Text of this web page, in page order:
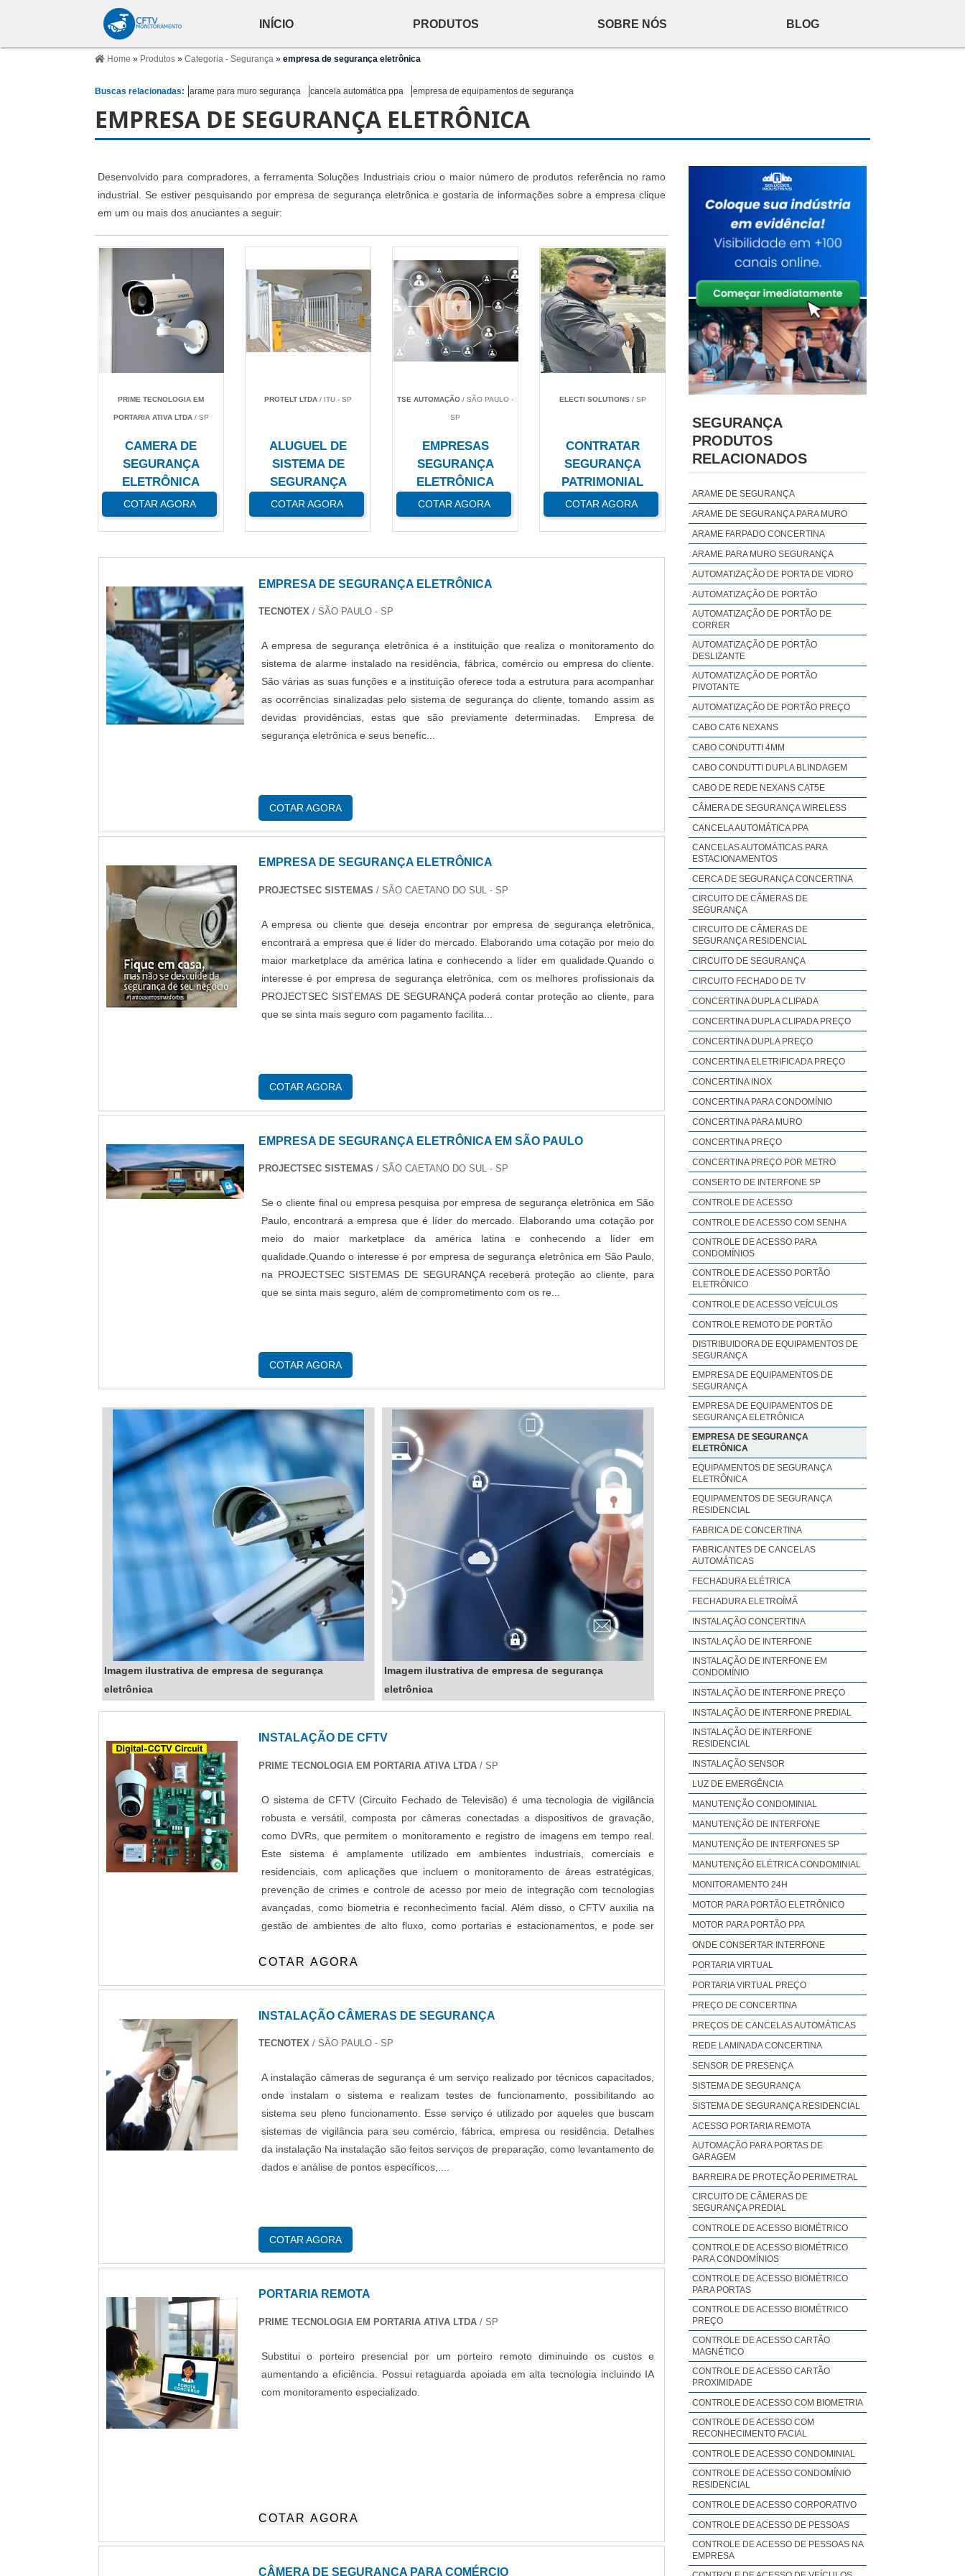
INÍCIO PRODUTOS SOBRE NÓS BLOG
Home » Produtos » Categoria - Segurança » empresa de segurança eletrônica
Buscas relacionadas: arame para muro segurança cancela automática ppa empresa de equipamentos de segurança
EMPRESA DE SEGURANÇA ELETRÔNICA
Desenvolvido para compradores, a ferramenta Soluções Industriais criou o maior número de produtos referência no ramo
industrial. Se estiver pesquisando por empresa de segurança eletrônica e gostaria de informações sobre a empresa clique
em um ou mais dos anuciantes a seguir:
PRIME TECNOLOGIA EM
PORTARIA ATIVA LTDA/ SP
CAMERA DE
SEGURANÇA
ELETRÔNICA
COTAR AGORA
PROTELT LTDA / ITU - SP
ALUGUEL DE
SISTEMA DE
SEGURANÇA
COTAR AGORA
TSE AUTOMAÇÃO / SÃO PAULO -
SP
EMPRESAS
SEGURANÇA
ELETRÔNICA
COTAR AGORA
ELECTI SOLUTIONS/ SP
CONTRATAR
SEGURANÇA
PATRIMONIAL
COTAR AGORA
EMPRESA DE SEGURANÇA ELETRÔNICA
TECNOTEX / SÃO PAULO - SP
A empresa de segurança eletrônica é a instituição que realiza o monitoramento do
sistema de alarme instalado na residência, fábrica, comércio ou empresa do cliente.
São várias as suas funções e a instituição oferece toda a estrutura para acompanhar
as ocorrências sinalizadas pelo sistema de segurança do cliente, tomando assim as
devidas providências, estas que são previamente determinadas. Empresa de
segurança eletrônica e seus benefíc...
COTAR AGORA
EMPRESA DE SEGURANÇA ELETRÔNICA
PROJECTSEC SISTEMAS / SÃO CAETANO DO SUL - SP
A empresa ou cliente que deseja encontrar por empresa de segurança eletrônica,
encontrará a empresa que é líder do mercado. Elaborando uma cotação por meio do
maior marketplace da américa latina e conhecendo a líder em qualidade.Quando o
interesse é por empresa de segurança eletrônica, com os melhores profissionais da
PROJECTSEC SISTEMAS DE SEGURANÇA poderá contar proteção ao cliente, para
que se sinta mais seguro com pagamento facilita...
COTAR AGORA
EMPRESA DE SEGURANÇA ELETRÔNICA EM SÃO PAULO
PROJECTSEC SISTEMAS / SÃO CAETANO DO SUL - SP
Se o cliente final ou empresa pesquisa por empresa de segurança eletrônica em São
Paulo, encontrará a empresa que é líder do mercado. Elaborando uma cotação por
meio do maior marketplace da américa latina e conhecendo a líder em
qualidade.Quando o interesse é por empresa de segurança eletrônica em São Paulo,
na PROJECTSEC SISTEMAS DE SEGURANÇA receberá proteção ao cliente, para
que se sinta mais seguro, além de comprometimento com os re...
COTAR AGORA
Imagem ilustrativa de empresa de segurança
eletrônica
Imagem ilustrativa de empresa de segurança
eletrônica
INSTALAÇÃO DE CFTV
PRIME TECNOLOGIA EM PORTARIA ATIVA LTDA/ SP
O sistema de CFTV (Circuito Fechado de Televisão) é uma tecnologia de vigilância
robusta e versátil, composta por câmeras conectadas a dispositivos de gravação,
como DVRs, que permitem o monitoramento e registro de imagens em tempo real.
Este sistema é amplamente utilizado em ambientes industriais, comerciais e
residenciais, com aplicações que incluem o monitoramento de áreas estratégicas,
prevenção de crimes e controle de acesso por meio de integração com tecnologias
avançadas, como biometria e reconhecimento facial. Além disso, o CFTV auxilia na
gestão de ambientes de alto fluxo, como portarias e estacionamentos, e pode ser
imagens capturadas são transmitidas por um circuito fechado, garantindo acesso
COTAR AGORA
INSTALAÇÃO CÂMERAS DE SEGURANÇA
TECNOTEX/ SÃO PAULO - SP
A instalação câmeras de segurança é um serviço realizado por técnicos capacitados,
onde instalam o sistema e realizam testes de funcionamento, possibilitando ao
sistema seu pleno funcionamento. Esse serviço é utilizado por aqueles que buscam
sistemas de vigilância para seu comércio, fábrica, empresa ou residência. Detalhes
da instalação Na instalação são feitos serviços de preparação, como levantamento de
dados e análise de pontos específicos,....
COTAR AGORA
PORTARIA REMOTA
PRIME TECNOLOGIA EM PORTARIA ATIVA LTDA/ SP
Substitui o porteiro presencial por um porteiro remoto diminuindo os custos e
aumentando a eficiência. Possui retaguarda apoiada em alta tecnologia incluindo IA
com monitoramento especializado.
COTAR AGORA
CÂMERA DE SEGURANÇA PARA COMÉRCIO
SEGURANÇA
PRODUTOS
RELACIONADOS
ARAME DE SEGURANÇA
ARAME DE SEGURANÇA PARA MURO
ARAME FARPADO CONCERTINA
ARAME PARA MURO SEGURANÇA
AUTOMATIZAÇÃO DE PORTA DE VIDRO
AUTOMATIZAÇÃO DE PORTÃO
AUTOMATIZAÇÃO DE PORTÃO DE
CORRER
AUTOMATIZAÇÃO DE PORTÃO
DESLIZANTE
AUTOMATIZAÇÃO DE PORTÃO
PIVOTANTE
AUTOMATIZAÇÃO DE PORTÃO PREÇO
CABO CAT6 NEXANS
CABO CONDUTTI 4MM
CABO CONDUTTI DUPLA BLINDAGEM
CABO DE REDE NEXANS CAT5E
CÂMERA DE SEGURANÇA WIRELESS
CANCELA AUTOMÁTICA PPA
CANCELAS AUTOMÁTICAS PARA
ESTACIONAMENTOS
CERCA DE SEGURANÇA CONCERTINA
CIRCUITO DE CÂMERAS DE
SEGURANÇA
CIRCUITO DE CÂMERAS DE
SEGURANÇA RESIDENCIAL
CIRCUITO DE SEGURANÇA
CIRCUITO FECHADO DE TV
CONCERTINA DUPLA CLIPADA
CONCERTINA DUPLA CLIPADA PREÇO
CONCERTINA DUPLA PREÇO
CONCERTINA ELETRIFICADA PREÇO
CONCERTINA INOX
CONCERTINA PARA CONDOMÍNIO
CONCERTINA PARA MURO
CONCERTINA PREÇO
CONCERTINA PREÇO POR METRO
CONSERTO DE INTERFONE SP
CONTROLE DE ACESSO
CONTROLE DE ACESSO COM SENHA
CONTROLE DE ACESSO PARA
CONDOMÍNIOS
CONTROLE DE ACESSO PORTÃO
ELETRÔNICO
CONTROLE DE ACESSO VEÍCULOS
CONTROLE REMOTO DE PORTÃO
DISTRIBUIDORA DE EQUIPAMENTOS DE
SEGURANÇA
EMPRESA DE EQUIPAMENTOS DE
SEGURANÇA
EMPRESA DE EQUIPAMENTOS DE
SEGURANÇA ELETRÔNICA
EMPRESA DE SEGURANÇA
ELETRÔNICA
EQUIPAMENTOS DE SEGURANÇA
ELETRÔNICA
EQUIPAMENTOS DE SEGURANÇA
RESIDENCIAL
FABRICA DE CONCERTINA
FABRICANTES DE CANCELAS
AUTOMÁTICAS
FECHADURA ELÉTRICA
FECHADURA ELETROÍMÃ
INSTALAÇÃO CONCERTINA
INSTALAÇÃO DE INTERFONE
INSTALAÇÃO DE INTERFONE EM
CONDOMÍNIO
INSTALAÇÃO DE INTERFONE PREÇO
INSTALAÇÃO DE INTERFONE PREDIAL
INSTALAÇÃO DE INTERFONE
RESIDENCIAL
INSTALAÇÃO SENSOR
LUZ DE EMERGÊNCIA
MANUTENÇÃO CONDOMINIAL
MANUTENÇÃO DE INTERFONE
MANUTENÇÃO DE INTERFONES SP
MANUTENÇÃO ELÉTRICA CONDOMINIAL
MONITORAMENTO 24H
MOTOR PARA PORTÃO ELETRÔNICO
MOTOR PARA PORTÃO PPA
ONDE CONSERTAR INTERFONE
PORTARIA VIRTUAL
PORTARIA VIRTUAL PREÇO
PREÇO DE CONCERTINA
PREÇOS DE CANCELAS AUTOMÁTICAS
REDE LAMINADA CONCERTINA
SENSOR DE PRESENÇA
SISTEMA DE SEGURANÇA
SISTEMA DE SEGURANÇA RESIDENCIAL
ACESSO PORTARIA REMOTA
AUTOMAÇÃO PARA PORTAS DE
GARAGEM
BARREIRA DE PROTEÇÃO PERIMETRAL
CIRCUITO DE CÂMERAS DE
SEGURANÇA PREDIAL
CONTROLE DE ACESSO BIOMÉTRICO
CONTROLE DE ACESSO BIOMÉTRICO
PARA CONDOMÍNIOS
CONTROLE DE ACESSO BIOMÉTRICO
PARA PORTAS
CONTROLE DE ACESSO BIOMÉTRICO
PREÇO
CONTROLE DE ACESSO CARTÃO
MAGNÉTICO
CONTROLE DE ACESSO CARTÃO
PROXIMIDADE
CONTROLE DE ACESSO COM BIOMETRIA
CONTROLE DE ACESSO COM
RECONHECIMENTO FACIAL
CONTROLE DE ACESSO CONDOMINIAL
CONTROLE DE ACESSO CONDOMÍNIO
RESIDENCIAL
CONTROLE DE ACESSO CORPORATIVO
CONTROLE DE ACESSO DE PESSOAS
CONTROLE DE ACESSO DE PESSOAS NA
EMPRESA